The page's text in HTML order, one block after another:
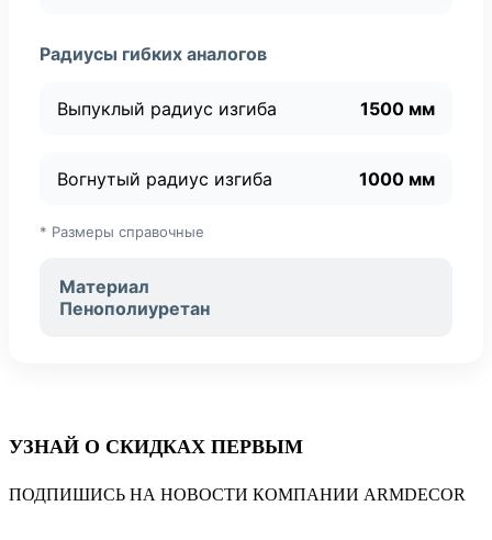
Радиусы гибких аналогов
Выпуклый радиус изгиба 1500 мм
Вогнутый радиус изгиба 1000 мм
* Размеры справочные
Материал
Пенополиуретан
УЗНАЙ О СКИДКАХ ПЕРВЫМ
ПОДПИШИСЬ НА НОВОСТИ КОМПАНИИ ARMDECOR